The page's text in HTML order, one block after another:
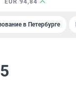
EUR 94,84
в Петербурге